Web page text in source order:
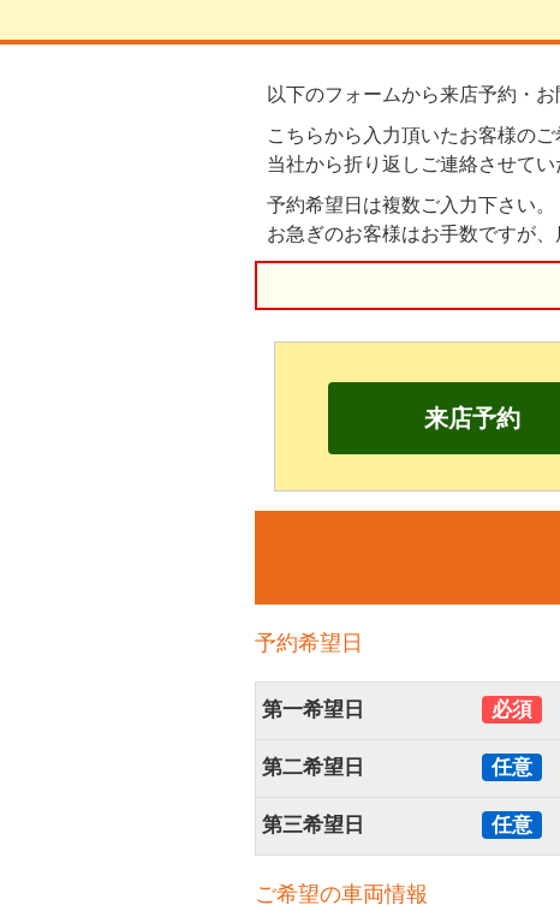
以下のフォームから来店予約・
こちらから入力頂いたお客様のご
当社から折り返しご連絡させて
予約希望日は複数ご入力下さい。
お急ぎのお客様はお手数ですが
来店予約
予約希望日
第一希望日 必須
第二希望日 任意
第三希望日 任意
ご希望の車両情報